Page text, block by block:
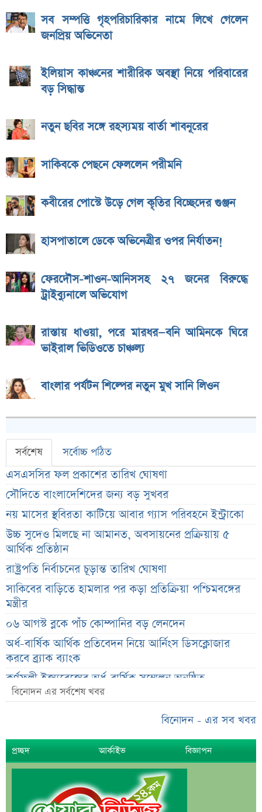
সব সম্পত্তি গৃহপরিচারিকার নামে লিখে গেলেন
জনপ্রিয় অভিনেতা
ইলিয়াস কাঞ্চনের শারীরিক অবস্থা নিয়ে পরিবারের
বড় সিদ্ধান্ত
নতুন ছবির সঙ্গে রহস্যময় বার্তা শাবনূরের
সাকিবকে পেছনে ফেললেন পরীমনি
কবীরের পোস্টে উড়ে গেল কৃতির বিচ্ছেদের গুঞ্জন
হাসপাতালে ডেকে অভিনেত্রীর ওপর নির্যাতন!
ফেরদৌস-শাওন-আনিসসহ ২৭ জনের বিরুদ্ধে
ট্রাইব্যুনালে অভিযোগ
রাস্তায় ধাওয়া, পরে মারধর—বনি আমিনকে ঘিরে
ভাইরাল ভিডিওতে চাঞ্চল্য
বাংলার পর্যটন শিল্পের নতুন মুখ সানি লিওন
সর্বশেষ সর্বোচ্চ পঠিত
এসএসসির ফল প্রকাশের তারিখ ঘোষণা
সৌদিতে বাংলাদেশিদের জন্য বড় সুখবর
নয় মাসের স্থবিরতা কাটিয়ে আবার গ্যাস পরিবহনে ইন্ট্রাকো
উচ্চ সুদেও মিলছে না আমানত, অবসায়নের প্রক্রিয়ায় ৫
আর্থিক প্রতিষ্ঠান
রাষ্ট্রপতি নির্বাচনের চূড়ান্ত তারিখ ঘোষণা
সাকিবের বাড়িতে হামলার পর কড়া প্রতিক্রিয়া পশ্চিমবঙ্গের
মন্ত্রীর
০৬ আগস্ট ব্লকে পাঁচ কোম্পানির বড় লেনদেন
অর্ধ-বার্ষিক আর্থিক প্রতিবেদন নিয়ে আর্নিংস ডিসক্লোজার
করবে ব্র্যাক ব্যাংক
কর্ণফুলী ইন্স্যুরেন্সের অর্ধ-বার্ষিক সম্মেলন অনুষ্ঠিত
৭৫ হাজার ২৮৩ শেয়ার মনোনীত উত্তরাধিকারীর নামে
০৬ আগস্ট লেনদেনের শীর্ষ ১০ শেয়ার
০৬ আগস্ট দর পতনের শীর্ষ ১০ শেয়ার
০৬ আগস্ট দর বৃদ্ধির শীর্ষ ১০ শেয়ার
বিনোদন এর সর্বশেষ খবর
বিনোদন - এর সব খবর
প্রচ্ছদ আর্কাইভ বিজ্ঞাপন